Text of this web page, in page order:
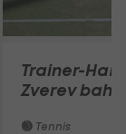
Trainer-
Zverev
Tennis